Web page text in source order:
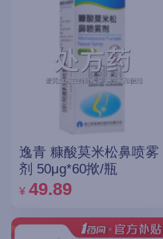
逸青 糠酸莫米松鼻喷雾
剂 50μg*60揿/瓶
¥ 49.89